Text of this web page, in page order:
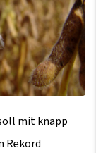
mit knapp
Rekord